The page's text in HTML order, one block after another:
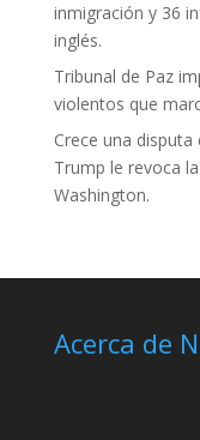
inmigración y 36
inglés.
Tribunal de Paz
violentos que
Crece una disputa
Trump le revoca
Washington.
Acerca de